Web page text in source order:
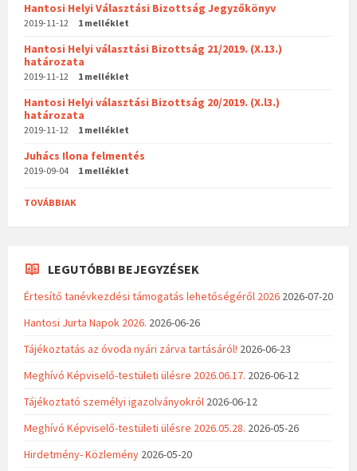
Hantosi Helyi Választási Bizottság Jegyzőkönyv
2019-11-12 1 melléklet
Hantosi Helyi választási Bizottság 21/2019. (X.13.)
határozata
2019-11-12 1 melléklet
Hantosi Helyi választási Bizottság 20/2019. (X.l3.)
határozata
2019-11-12 1 melléklet
Juhács Ilona felmentés
2019-09-04 1 melléklet
TOVÁBBIAK
LEGUTÓBBI BEJEGYZÉSEK
Értesítő tanévkezdési támogatás lehetőségéről 2026 2026-07-20
Hantosi Jurta Napok 2026. 2026-06-26
Tájékoztatás az óvoda nyári zárva tartásáról! 2026-06-23
Meghívó Képviselő-testületi ülésre 2026.06.17. 2026-06-12
Tájékoztató személyi igazolványokról 2026-06-12
Meghívó Képviselő-testületi ülésre 2026.05.28. 2026-05-26
Hirdetmény- Közlemény 2026-05-20